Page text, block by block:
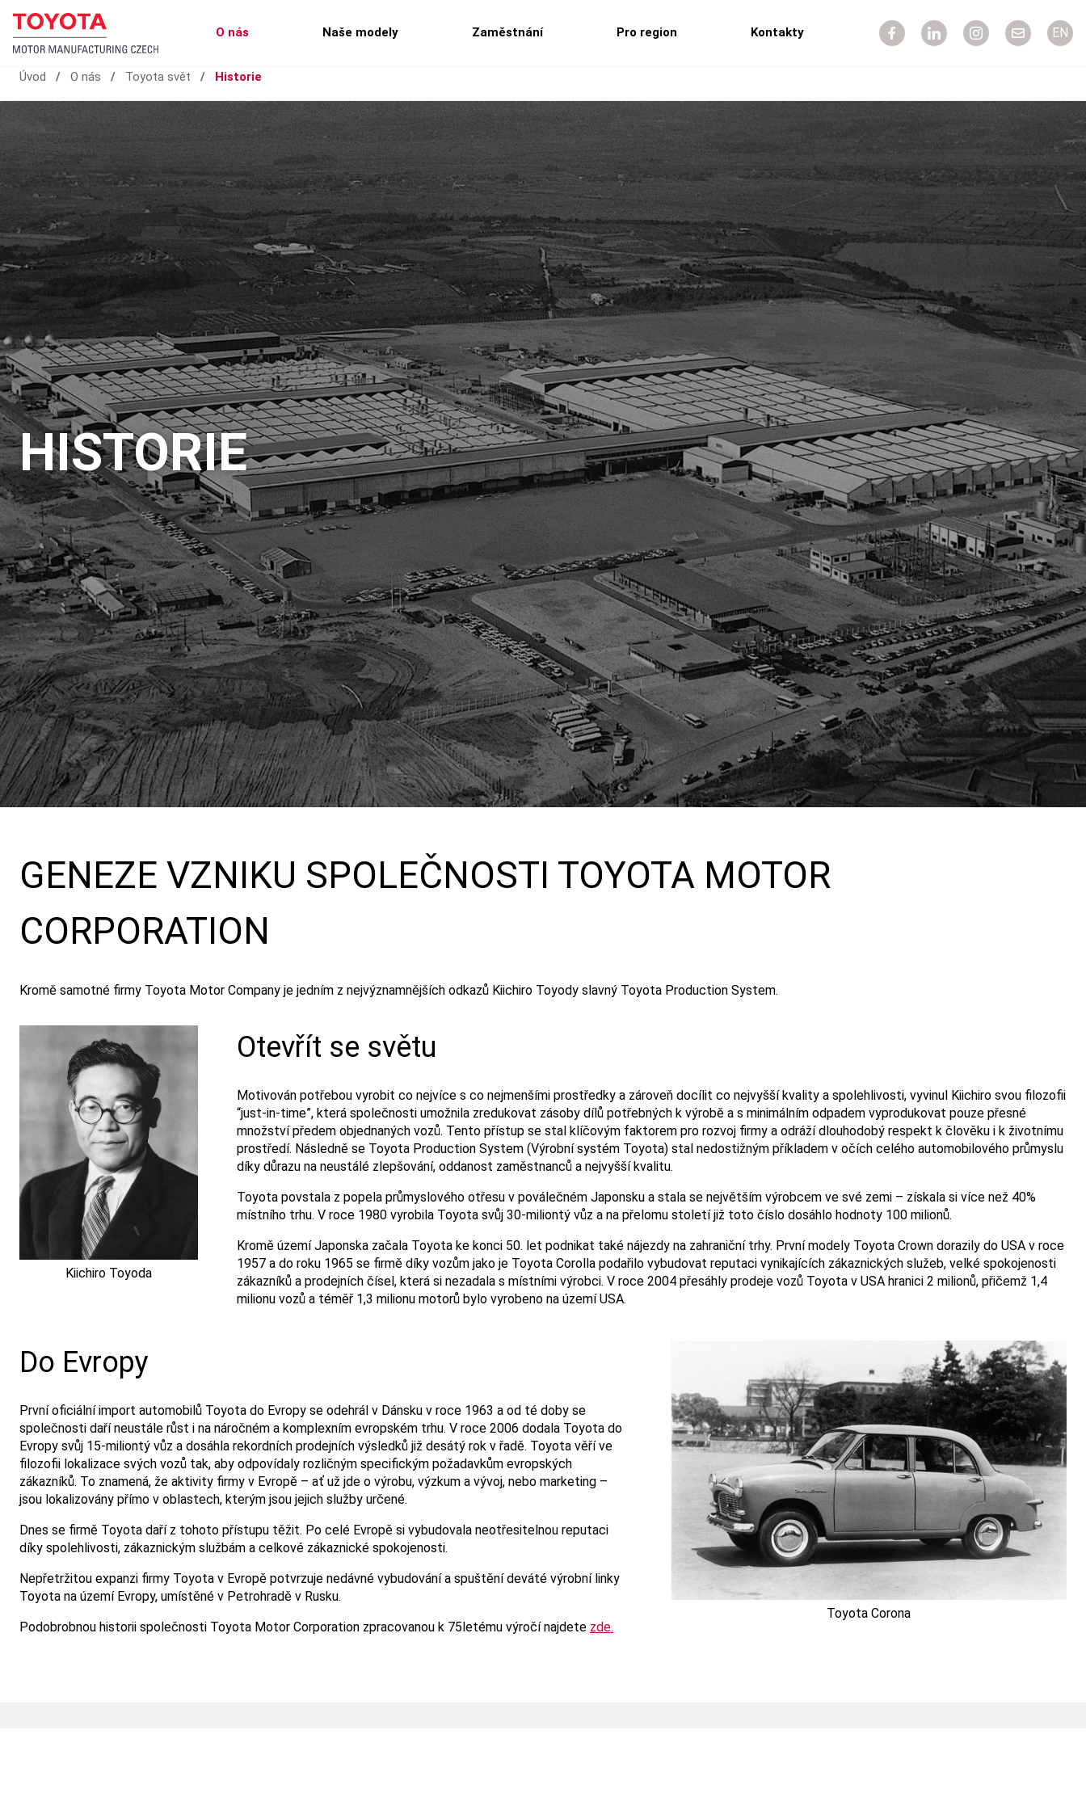
O nás Naše modely Zaměstnání Pro region Kontakty EN
Úvod / O nás / Toyota svět / Historie
HISTORIE
GENEZE VZNIKU SPOLEČNOSTI TOYOTA MOTOR
CORPORATION​
Kromě samotné firmy Toyota Motor Company je jedním z nejvýznamnějších odkazů Kiichiro Toyody slavný Toyota Production System.
Kiichiro Toyoda
Otevřít se světu
Motivován potřebou vyrobit co nejvíce s co nejmenšími prostředky a zároveň docílit co nejvyšší kvality a spolehlivosti, vyvinul Kiichiro svou filozofii
“just-in-time”, která společnosti umožnila zredukovat zásoby dílů potřebných k výrobě a s minimálním odpadem vyprodukovat pouze přesné
množství předem objednaných vozů. Tento přístup se stal klíčovým faktorem pro rozvoj firmy a odráží dlouhodobý respekt k člověku i k životnímu
prostředí. Následně se Toyota Production System (Výrobní systém Toyota) stal nedostižným příkladem v očích celého automobilového průmyslu
díky důrazu na neustálé zlepšování, oddanost zaměstnanců a nejvyšší kvalitu.
Toyota povstala z popela průmyslového otřesu v poválečném Japonsku a stala se největším výrobcem ve své zemi – získala si více než 40%
místního trhu. V roce 1980 vyrobila Toyota svůj 30-miliontý vůz a na přelomu století již toto číslo dosáhlo hodnoty 100 milionů.
Kromě území Japonska začala Toyota ke konci 50. let podnikat také nájezdy na zahraniční trhy. První modely Toyota Crown dorazily do USA v roce
1957 a do roku 1965 se firmě díky vozům jako je Toyota Corolla podařilo vybudovat reputaci vynikajících zákaznických služeb, velké spokojenosti
zákazníků a prodejních čísel, která si nezadala s místními výrobci. V roce 2004 přesáhly prodeje vozů Toyota v USA hranici 2 milionů, přičemž 1,4
milionu vozů a téměř 1,3 milionu motorů bylo vyrobeno na území USA.
Do Evropy
První oficiální import automobilů Toyota do Evropy se odehrál v Dánsku v roce 1963 a od té doby se
společnosti daří neustále růst i na náročném a komplexním evropském trhu. V roce 2006 dodala Toyota do
Evropy svůj 15-miliontý vůz a dosáhla rekordních prodejních výsledků již desátý rok v řadě. Toyota věří ve
filozofii lokalizace svých vozů tak, aby odpovídaly rozličným specifickým požadavkům evropských
zákazníků. To znamená, že aktivity firmy v Evropě – ať už jde o výrobu, výzkum a vývoj, nebo marketing –
jsou lokalizovány přímo v oblastech, kterým jsou jejich služby určené.
Dnes se firmě Toyota daří z tohoto přístupu těžit. Po celé Evropě si vybudovala neotřesitelnou reputaci
díky spolehlivosti, zákaznickým službám a celkové zákaznické spokojenosti.
Nepřetržitou expanzi firmy Toyota v Evropě potvrzuje nedávné vybudování a spuštění deváté výrobní linky
Toyota na území Evropy, umístěné v Petrohradě v Rusku.
Podobrobnou historii společnosti Toyota Motor Corporation zpracovanou k 75letému výročí najdete zde.
Toyota Corona